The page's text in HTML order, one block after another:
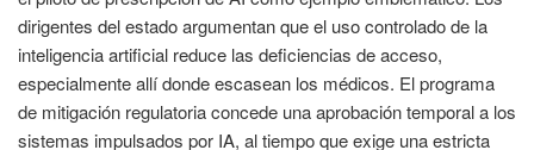
dirigentes del estado argumentan que el uso controlado de la
inteligencia artificial reduce las deficiencias de acceso,
especialmente allí donde escasean los médicos. El programa
de mitigación regulatoria concede una aprobación temporal a los
sistemas impulsados por IA, al tiempo que exige una estricta